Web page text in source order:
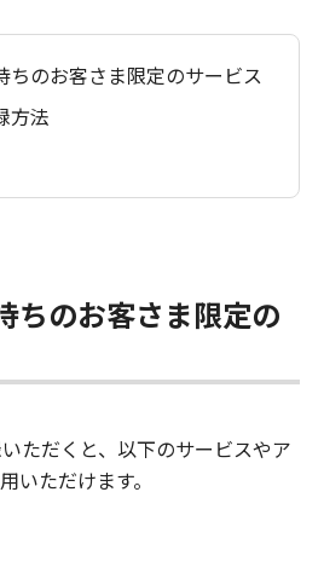
ちのお客さま限定のサービス
方法
ちのお客さま限定の
いただくと、以下のサービスやア
いただけます。